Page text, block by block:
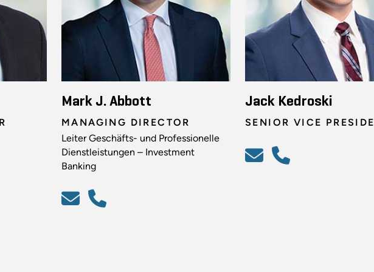
Mark J. Abbott
MANAGING DIRECTOR
Leiter Geschäfts- und Professionelle
Dienstleistungen – Investment
Banking
Jack Kedroski
SENIOR VICE